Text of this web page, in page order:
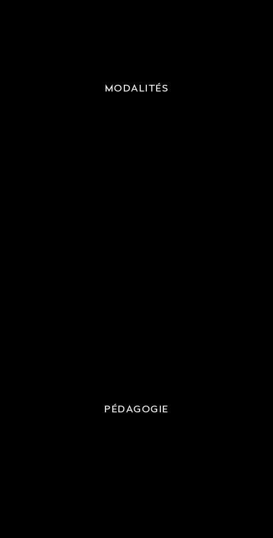
MODALITÉS
PÉDAGOGIE